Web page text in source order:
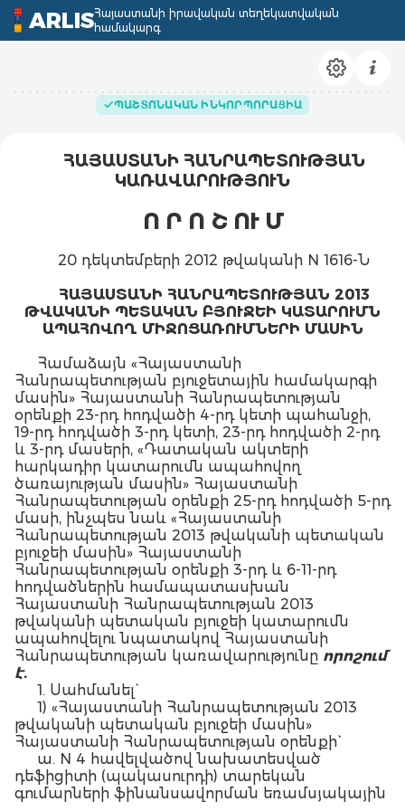
ARLISՀայաստանի իրավական տեղեկատվական
համակարգ
ՊԱՇՏՈՆԱԿԱՆ ԻՆԿՈՐՊՈՐԱՑԻԱ
ՀԱՅԱՍՏԱՆԻ ՀԱՆՐԱՊԵՏՈՒԹՅԱՆ
ԿԱՌԱՎԱՐՈՒԹՅՈՒՆ
Ո Ր Ո Շ ՈՒ Մ
20 դեկտեմբերի 2012 թվականի N 1616-Ն
ՀԱՅԱՍՏԱՆԻ ՀԱՆՐԱՊԵՏՈՒԹՅԱՆ 2013
ԹՎԱԿԱՆԻ ՊԵՏԱԿԱՆ ԲՅՈՒՋԵԻ ԿԱՏԱՐՈՒՄՆ
ԱՊԱՀՈՎՈՂ ՄԻՋՈՑԱՌՈՒՄՆԵՐԻ ՄԱՍԻՆ
Համաձայն «Հայաստանի
Հանրապետության բյուջետային համակարգի
մասին» Հայաստանի Հանրապետության
օրենքի 23-րդ հոդվածի 4-րդ կետի պահանջի,
19-րդ հոդվածի 3-րդ կետի, 23-րդ հոդվածի 2-րդ
և 3-րդ մասերի, «Դատական ակտերի
հարկադիր կատարումն ապահովող
ծառայության մասին» Հայաստանի
Հանրապետության օրենքի 25-րդ հոդվածի 5-րդ
մասի, ինչպես նաև «Հայաստանի
Հանրապետության 2013 թվականի պետական
բյուջեի մասին» Հայաստանի
Հանրապետության օրենքի 3-րդ և 6-11-րդ
հոդվածներին համապատասխան
Հայաստանի Հանրապետության 2013
թվականի պետական բյուջեի կատարումն
ապահովելու նպատակով Հայաստանի
Հանրապետության կառավարությունը որոշում
է.
1. Սահմանել`
1) «Հայաստանի Հանրապետության 2013
թվականի պետական բյուջեի մասին»
Հայաստանի Հանրապետության օրենքի`
ա. N 4 հավելվածով նախատեսված
դեֆիցիտի (պակասուրդի) տարեկան
գումարների ֆինանսավորման եռամսյակային